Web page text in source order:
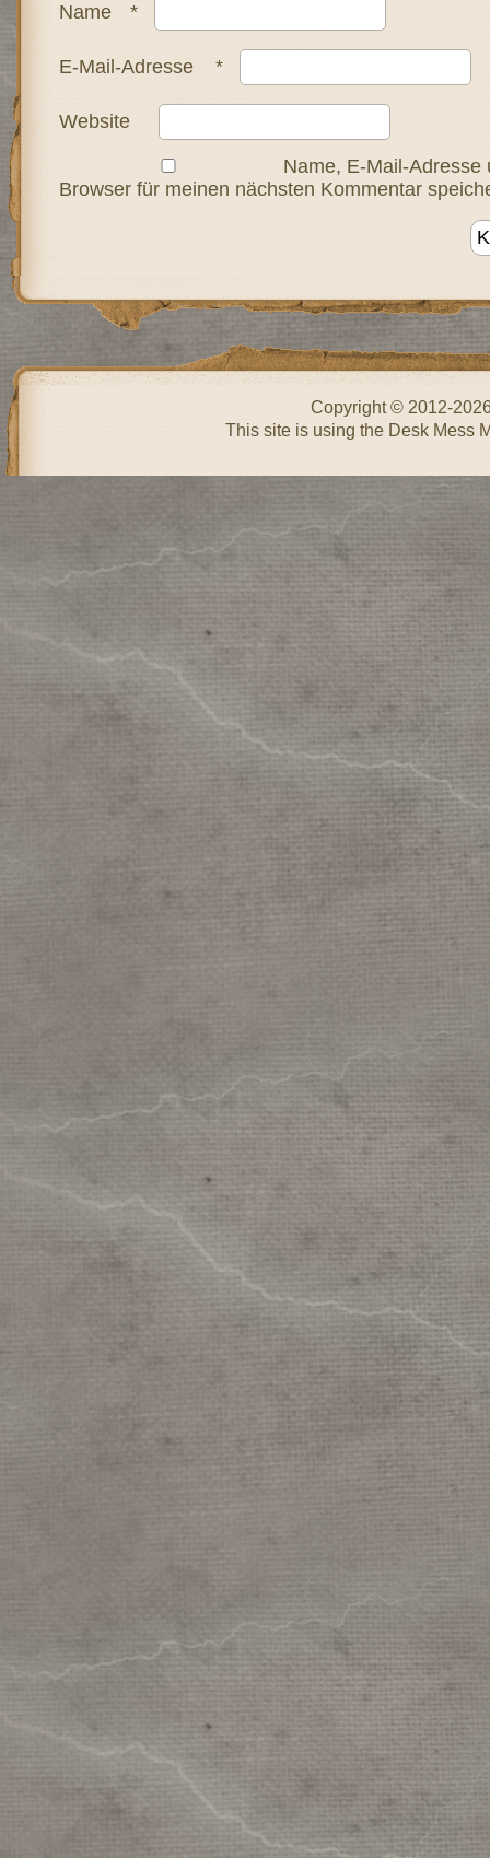
Name *
E-Mail-Adresse *
Website
Name, E-Mail-Adresse
Browser für meinen nächsten Kommentar
Copyright © 2012-
This site is using the Desk Mess